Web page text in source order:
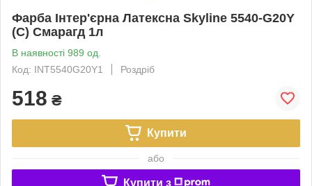
Фарба Інтер'єрна Латексна Skyline 5540-G20Y
(C) Смарагд 1л
В наявності 989 од.
Код: INT5540G20Y1
Роздріб
518 ₴
Купити
або
Купити з